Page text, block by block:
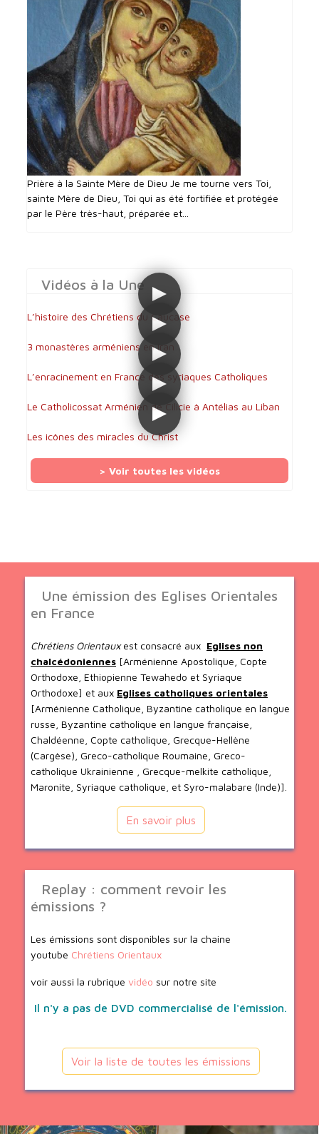
Prière à la Sainte Mère de Dieu Je me tourne vers Toi,
sainte Mère de Dieu, Toi qui as été fortifiée et protégée
par le Père très-haut, préparée et...
Vidéos à la Une
L’histoire des Chrétiens du Caucase
3 monastères arméniens en Iran
L’enracinement en France des syriaques Catholiques
Le Catholicossat Arménien de Cilicie à Antélias au Liban
Les icônes des miracles du Christ
> Voir toutes les vidéos
Une émission des Eglises Orientales
en France
Chrétiens Orientauxest consacré aux Eglises non
chalcédoniennes [Arménienne Apostolique, Copte
Orthodoxe, Ethiopienne Tewahedo et Syriaque
Orthodoxe] et aux Eglises catholiques orientales
[Arménienne Catholique, Byzantine catholique en langue
russe, Byzantine catholique en langue française,
Chaldéenne, Copte catholique, Grecque-Hellène
(Cargèse), Greco-catholique Roumaine, Greco-
catholique Ukrainienne , Grecque-melkite catholique,
Maronite, Syriaque catholique, et Syro-malabare (Inde)].
En savoir plus
Replay : comment revoir les
émissions ?
Les émissions sont disponibles sur la chaine
youtube Chrétiens Orientaux
voir aussi la rubrique vidéo sur notre site
Il n'y a pas de DVD commercialisé de l'émission.
Voir la liste de toutes les émissions